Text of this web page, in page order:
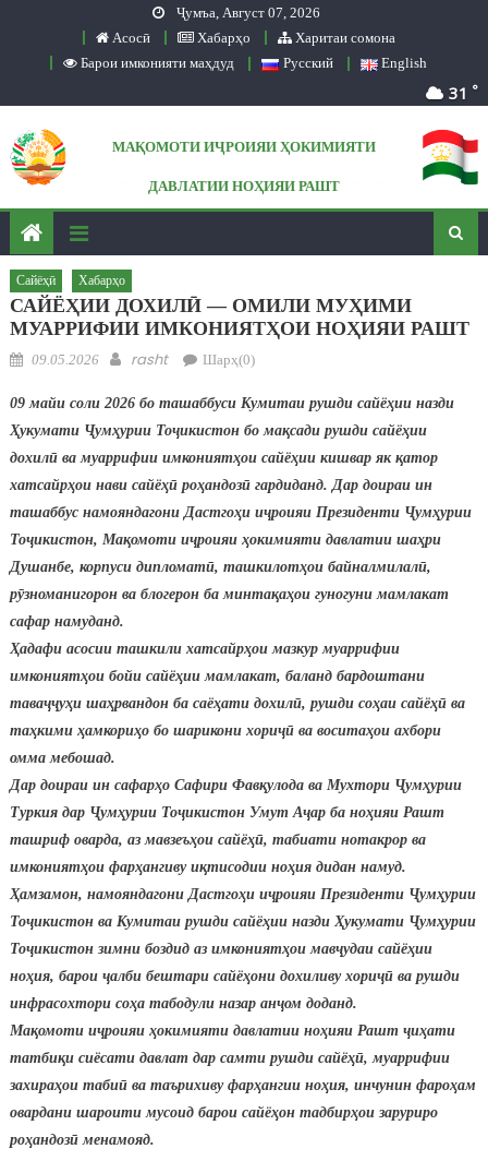
Ҷумъа, Август 07, 2026
Асосӣ
Хабарҳо
Харитаи сомона
Барои имконияти маҳдуд
Русский English
31 °
МАҚОМОТИ ИҶРОИЯИ ҲОКИМИЯТИ
ДАВЛАТИИ НОҲИЯИ РАШТ
Сайёҳӣ Хабарҳо
САЙЁҲИИ ДОХИЛӢ — ОМИЛИ МУҲИМИ
МУАРРИФИИ ИМКОНИЯТҲОИ НОҲИЯИ РАШТ
Posted on
09.05.2026 Author
rasht Шарҳ(0)
09 майи соли 2026 бо ташаббуси Кумитаи рушди сайёҳии назди
Ҳукумати Ҷумҳурии Тоҷикистонбо мақсади рушди сайёҳии
дохилӣ ва муаррифии имкониятҳои сайёҳии кишвар як қатор
хатсайрҳои нави сайёҳӣ роҳандозӣ гардиданд. Дар доираи ин
ташаббус намояндагони Дастгоҳи иҷроияи Президенти Ҷумҳурии
Тоҷикистон, Мақомоти иҷроияи ҳокимияти давлатии шаҳри
Душанбе, корпуси дипломатӣ, ташкилотҳои байналмилалӣ,
рӯзноманигорон ва блогерон ба минтақаҳои гуногуни мамлакат
сафар намуданд.
Ҳадафи асосии ташкили хатсайрҳои мазкур муаррифии
имкониятҳои бойи сайёҳии мамлакат, баланд бардоштани
таваҷҷуҳи шаҳрвандон ба саёҳати дохилӣ, рушди соҳаи сайёҳӣ ва
таҳкими ҳамкориҳо бо шарикони хориҷӣ ва воситаҳои ахбори
омма мебошад.
Дар доираи ин сафарҳо Сафири Фавқулодава Мухтори Ҷумҳурии
Туркия дар Ҷумҳурии ТоҷикистонУмут Аҷарба ноҳияи Рашт
ташриф оварда, аз мавзеъҳои сайёҳӣ, табиати нотакрор ва
имкониятҳои фарҳангиву иқтисодии ноҳия дидан намуд.
Ҳамзамон, намояндагони Дастгоҳи иҷроияи Президенти Ҷумҳурии
Тоҷикистонва Кумитаи рушди сайёҳии назди Ҳукумати Ҷумҳурии
Тоҷикистонзимни боздид аз имкониятҳои мавҷудаи сайёҳии
ноҳия, барои ҷалби бештари сайёҳони дохиливу хориҷӣ ва рушди
инфрасохтори соҳа табодули назар анҷом доданд.
Мақомоти иҷроияи ҳокимияти давлатии ноҳияиРашт ҷиҳати
татбиқи сиёсати давлат дар самти рушди сайёҳӣ, муаррифии
захираҳои табиӣ ва таърихиву фарҳангии ноҳия, инчунин фароҳам
овардани шароити мусоид барои сайёҳон тадбирҳои заруриро
роҳандозӣ менамояд.